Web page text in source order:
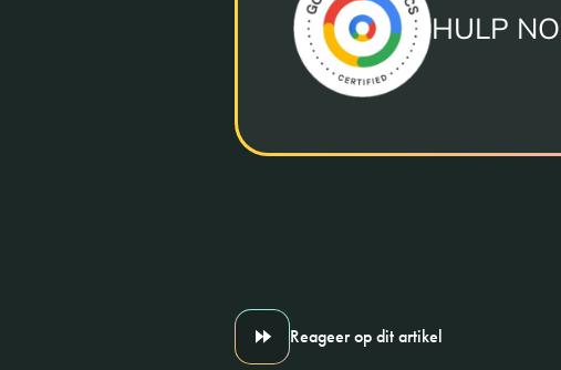
HULP
Reageer op dit artikel